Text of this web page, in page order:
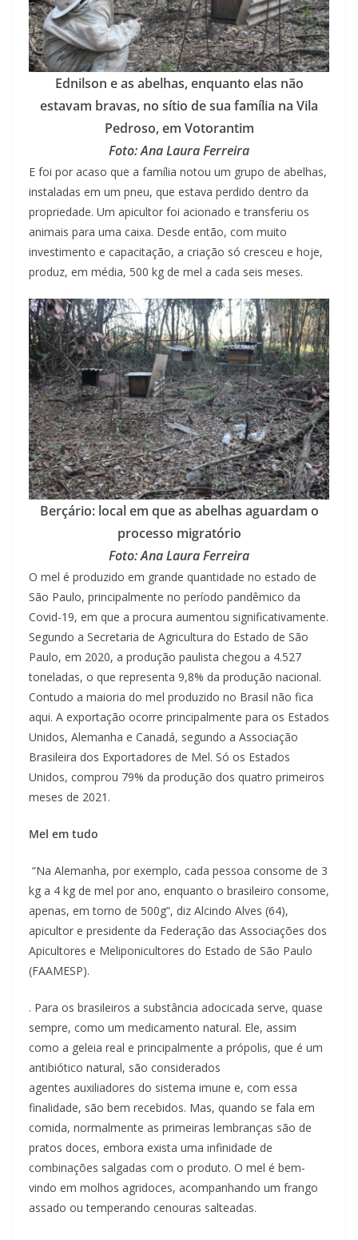
Ednilson e as abelhas, enquanto elas não
estavam bravas, no sítio de sua família na Vila
Pedroso, em Votorantim
Foto: Ana Laura Ferreira
E foi por acaso que a família notou um grupo de abelhas,
instaladas em um pneu, que estava perdido dentro da
propriedade. Um apicultor foi acionado e transferiu os
animais para uma caixa. Desde então, com muito
investimento e capacitação, a criação só cresceu e hoje,
produz, em média, 500 kg de mel a cada seis meses.
Berçário: local em que as abelhas aguardam o
processo migratório
Foto: Ana Laura Ferreira
O mel é produzido em grande quantidade no estado de
São Paulo, principalmente no período pandêmico da
Covid-19, em que a procura aumentou significativamente.
Segundo a Secretaria de Agricultura do Estado de São
Paulo, em 2020, a produção paulista chegou a 4.527
toneladas, o que representa 9,8% da produção nacional.
Contudo a maioria do mel produzido no Brasil não fica
aqui. A exportação ocorre principalmente para os Estados
Unidos, Alemanha e Canadá, segundo a Associação
Brasileira dos Exportadores de Mel. Só os Estados
Unidos, comprou 79% da produção dos quatro primeiros
meses de 2021.
Mel em tudo
“Na Alemanha, por exemplo, cada pessoa consome de 3
kg a 4 kg de mel por ano, enquanto o brasileiro consome,
apenas, em torno de 500g”, diz Alcindo Alves (64),
apicultor e presidente da Federação das Associações dos
Apicultores e Meliponicultores do Estado de São Paulo
(FAAMESP).
. Para os brasileiros a substância adocicada serve, quase
sempre, como um medicamento natural. Ele, assim
como a geleia real e principalmente a própolis, que é um
antibiótico natural, são considerados
agentes auxiliadores do sistema imune e, com essa
finalidade, são bem recebidos. Mas, quando se fala em
comida, normalmente as primeiras lembranças são de
pratos doces, embora exista uma infinidade de
combinações salgadas com o produto. O mel é bem-
vindo em molhos agridoces, acompanhando um frango
assado ou temperando cenouras salteadas.